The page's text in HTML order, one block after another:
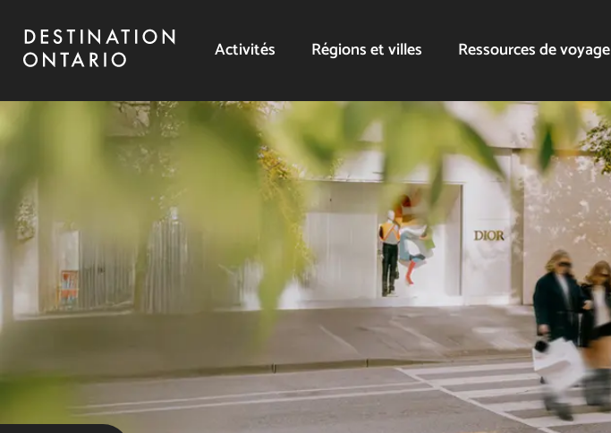
Activités Régions et villes Ressources de voyage